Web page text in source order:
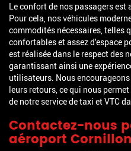
Le confort de nos passagers est
Pour cela, nos véhicules
commodités nécessaires, telles
confortables et assez d'espace
est réalisée dans le respect des
garantissant ainsi une
utilisateurs. Nous
leurs retours, ce qui nous
de notre service de taxi et VTC
Contactez-nous
aéroport